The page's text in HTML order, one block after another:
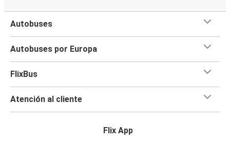
Autobuses
Autobuses por Europa
FlixBus
Atención al cliente
Flix App